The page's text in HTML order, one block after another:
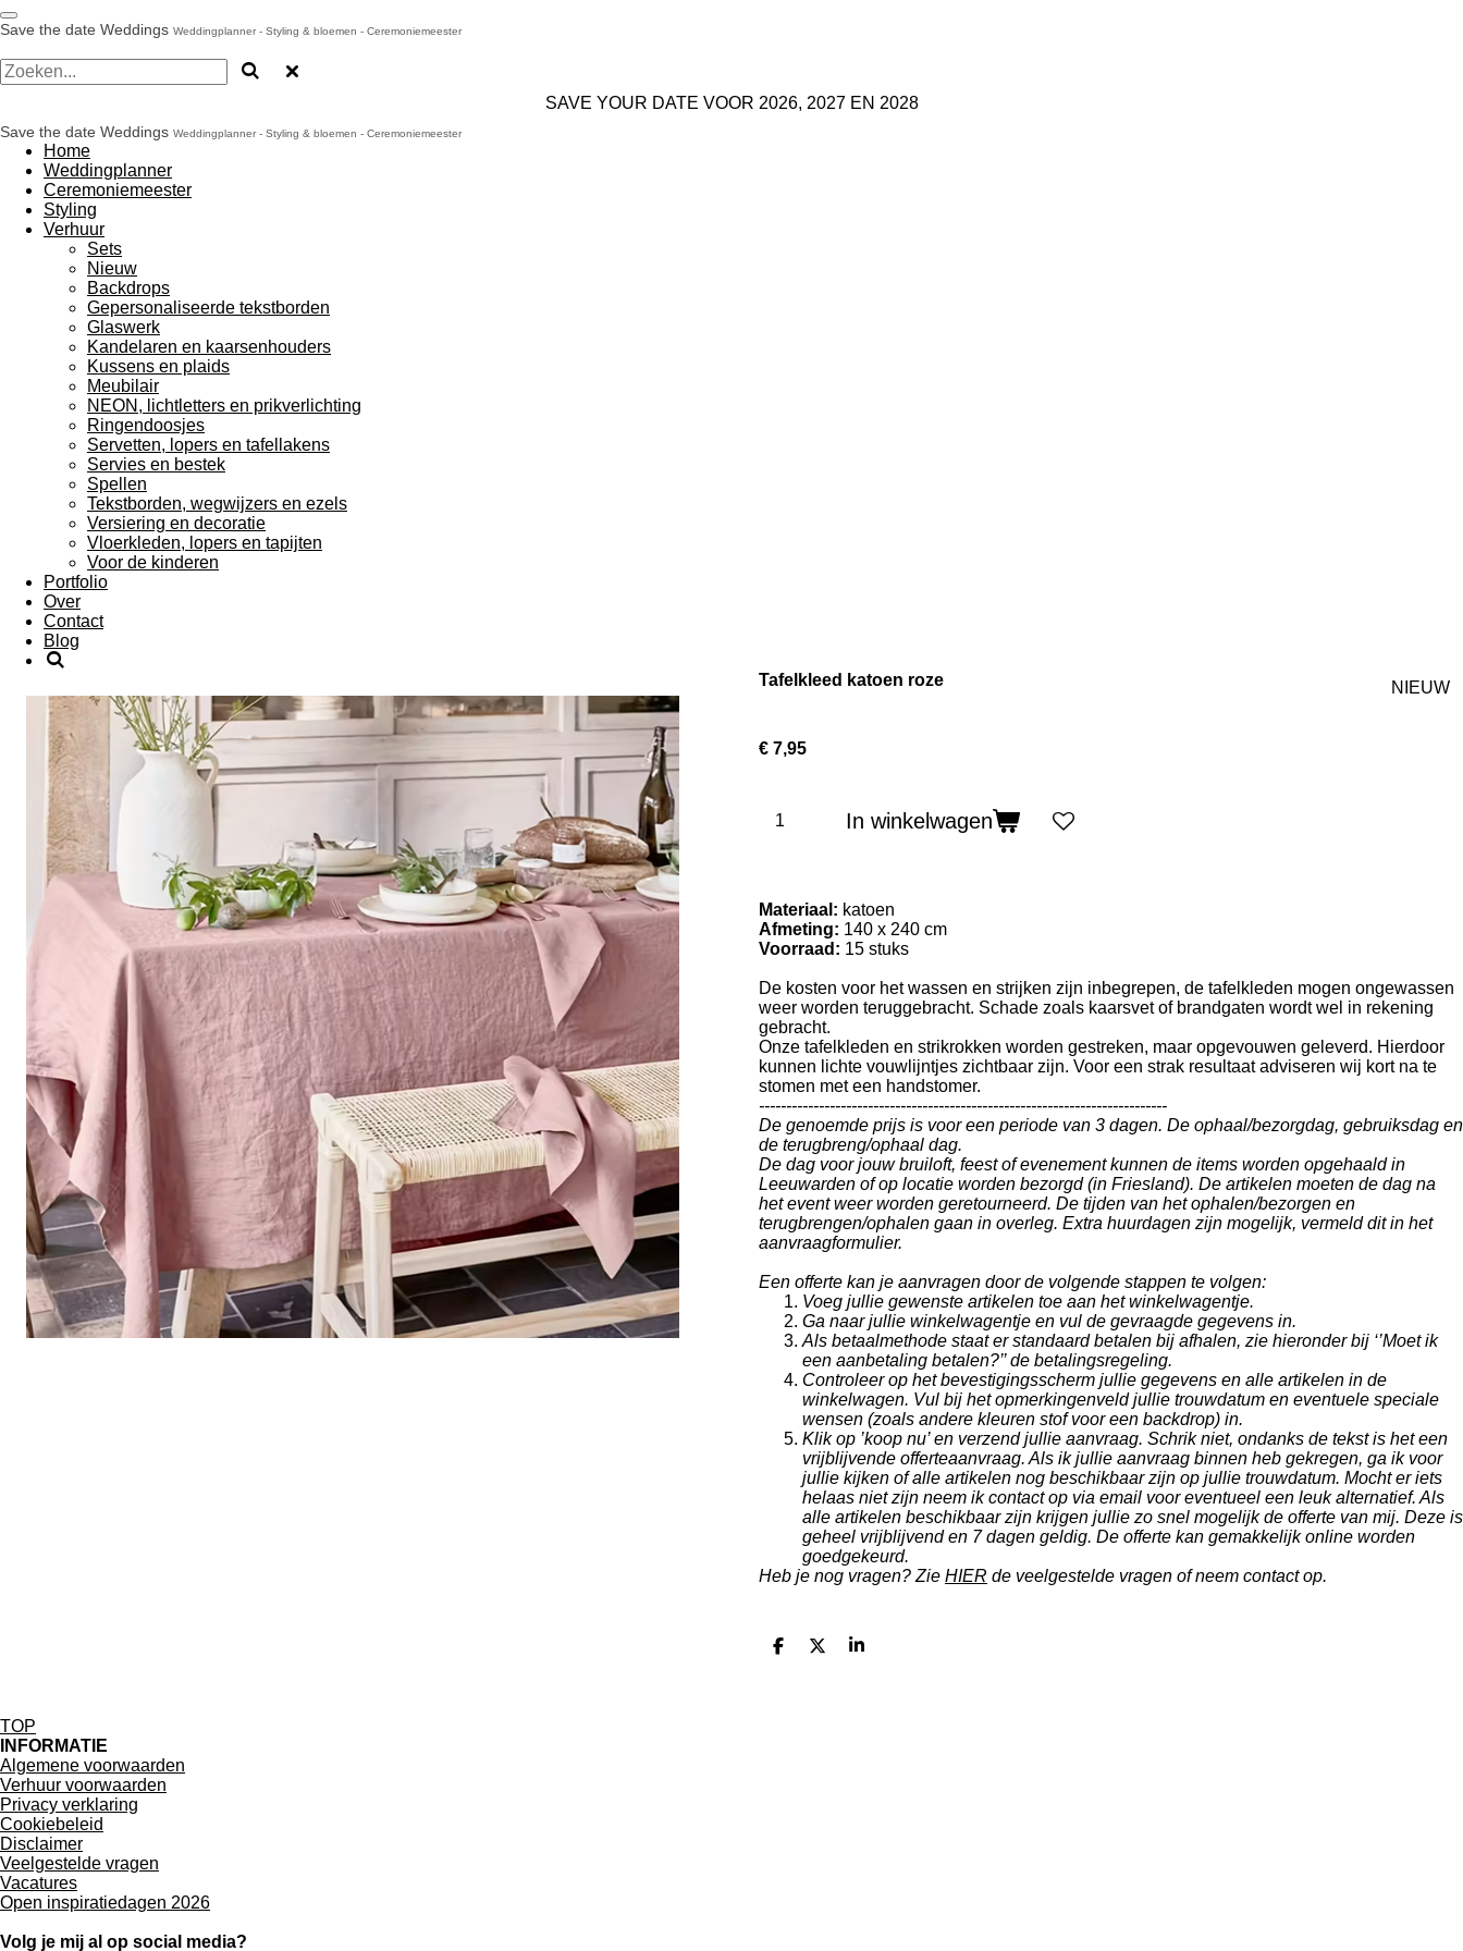
Ga
direct
naar
de
Save the date Weddings Weddingplanner - Styling & bloemen - Ceremoniemeester
SAVE YOUR DATE VOOR 2026, 2027 EN 2028
Save the date Weddings Weddingplanner - Styling & bloemen - Ceremoniemeester
Home
Weddingplanner
Ceremoniemeester
Styling
Verhuur
Sets
Nieuw
Backdrops
Gepersonaliseerde tekstborden
Glaswerk
Kandelaren en kaarsenhouders
Kussens en plaids
Meubilair
NEON, lichtletters en prikverlichting
Ringendoosjes
Servetten, lopers en tafellakens
Servies en bestek
Spellen
Tekstborden, wegwijzers en ezels
Versiering en decoratie
Vloerkleden, lopers en tapijten
Voor de kinderen
Portfolio
Over
Contact
Blog
Tafelkleed katoen roze NIEUW
€ 7,95
In winkelwagen
Materiaal: katoen
Afmeting: 140 x 240 cm
Voorraad: 15 stuks
De kosten voor het wassen en strijken zijn inbegrepen, de tafelkleden mogen ongewassen
weer worden teruggebracht. Schade zoals kaarsvet of brandgaten wordt wel in rekening
gebracht.
Onze tafelkleden en strikrokken worden gestreken, maar opgevouwen geleverd. Hierdoor
kunnen lichte vouwlijntjes zichtbaar zijn. Voor een strak resultaat adviseren wij kort na te
stomen met een handstomer.
---------------------------------------------------------------------------
De genoemde prijs is voor een periode van 3 dagen. De ophaal/bezorgdag, gebruiksdag en
de terugbreng/ophaal dag.
De dag voor jouw bruiloft, feest of evenement kunnen de items worden opgehaald in
Leeuwarden of op locatie worden bezorgd (in Friesland). De artikelen moeten de dag na
het event weer worden geretourneerd. De tijden van het ophalen/bezorgen en
terugbrengen/ophalen gaan in overleg. Extra huurdagen zijn mogelijk, vermeld dit in het
aanvraagformulier.
Een offerte kan je aanvragen door de volgende stappen te volgen:
Voeg jullie gewenste artikelen toe aan het winkelwagentje.
Ga naar jullie winkelwagentje en vul de gevraagde gegevens in.
Als betaalmethode staat er standaard betalen bij afhalen, zie hieronder bij ‘’Moet ik
een aanbetaling betalen?’’ de betalingsregeling.
Controleer op het bevestigingsscherm jullie gegevens en alle artikelen in de
winkelwagen. Vul bij het opmerkingenveld jullie trouwdatum en eventuele speciale
wensen (zoals andere kleuren stof voor een backdrop) in.
Klik op ’koop nu’ en verzend jullie aanvraag. Schrik niet, ondanks de tekst is het een
vrijblijvende offerteaanvraag. Als ik jullie aanvraag binnen heb gekregen, ga ik voor
jullie kijken of alle artikelen nog beschikbaar zijn op jullie trouwdatum. Mocht er iets
helaas niet zijn neem ik contact op via email voor eventueel een leuk alternatief. Als
alle artikelen beschikbaar zijn krijgen jullie zo snel mogelijk de offerte van mij. Deze is
geheel vrijblijvend en 7 dagen geldig. De offerte kan gemakkelijk online worden
goedgekeurd.
Heb je nog vragen? Zie HIER de veelgestelde vragen of neem contact op.
D
D
S
TOP
INFORMATIE
Algemene voorwaarden
Verhuur voorwaarden
Privacy verklaring
Cookiebeleid
Disclaimer
Veelgestelde vragen
Vacatures
Open inspiratiedagen 2026
Volg je mij al op social media?